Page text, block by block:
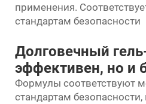
применения.
стандартам безопасности
Долговечный
эффективен, но и
Формулы соответствуют
стандартам